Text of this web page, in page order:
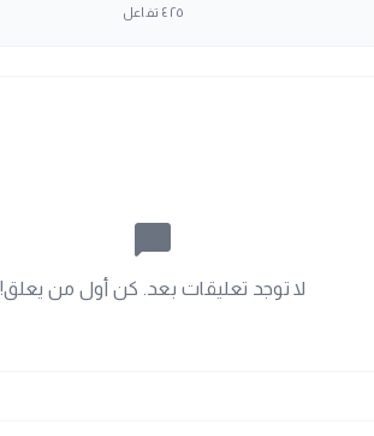
٤٢٥ تفاعل
chat_bubble_outline
لا توجد تعليقات بعد. كن أول من يعلق!